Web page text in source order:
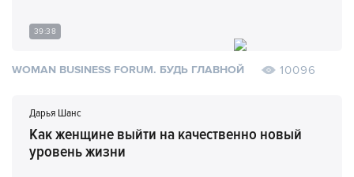
39:38
WOMAN BUSINESS FORUM. БУДЬ ГЛАВНОЙ 10096
Дарья Шанс
Как женщине выйти на качественно новый
уровень жизни